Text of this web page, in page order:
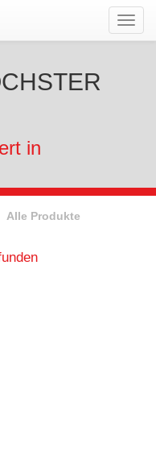
in
Alle Produkte